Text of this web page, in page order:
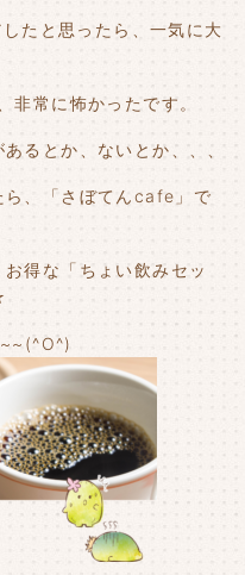
たと思ったら、一気に大
非常に怖かったです。
るとか、ないとか、、、
ら、「さぼてんcafe」で
得な「ちょい飲みセッ